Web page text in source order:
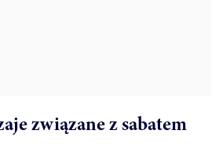
związane z sabatem